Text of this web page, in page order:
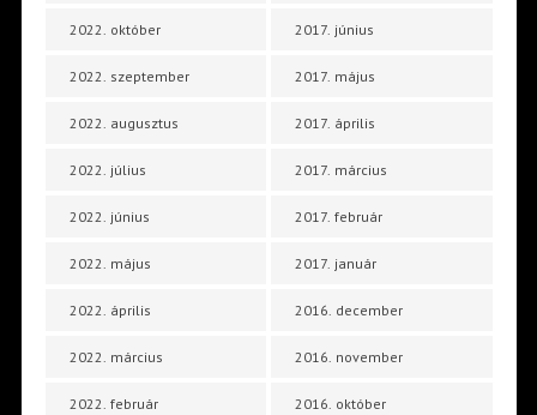
2022. október
2022. szeptember
2022. augusztus
2022. július
2022. június
2022. május
2022. április
2022. március
2022. február
2017. június
2017. május
2017. április
2017. március
2017. február
2017. január
2016. december
2016. november
2016. október